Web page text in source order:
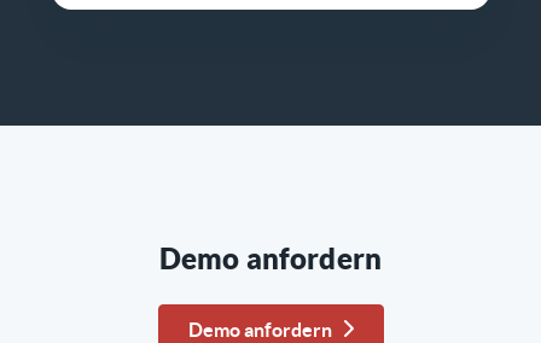
Demo anfordern
Demo anfordern